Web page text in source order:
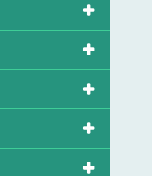




